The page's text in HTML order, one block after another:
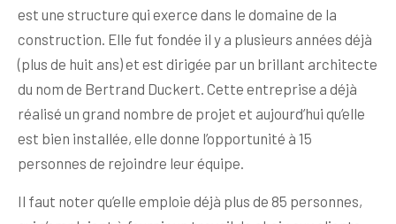
est une structure qui exerce dans le domaine de la
construction. Elle fut fondée il y a plusieurs années déjà
(plus de huit ans) et est dirigée par un brillant architecte
du nom de Bertrand Duckert. Cette entreprise a déjà
réalisé un grand nombre de projet et aujourd’hui qu’elle
est bien installée, elle donne l’opportunité à 15
personnes de rejoindre leur équipe.
Il faut noter qu’elle emploie déjà plus de 85 personnes,